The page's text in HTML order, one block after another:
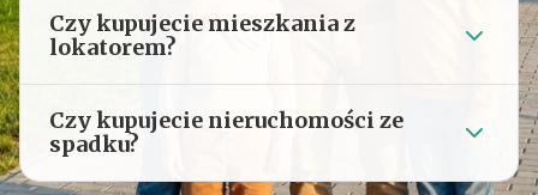
Czy kupujecie mieszkania z
lokatorem?
Czy kupujecie nieruchomości ze
spadku?